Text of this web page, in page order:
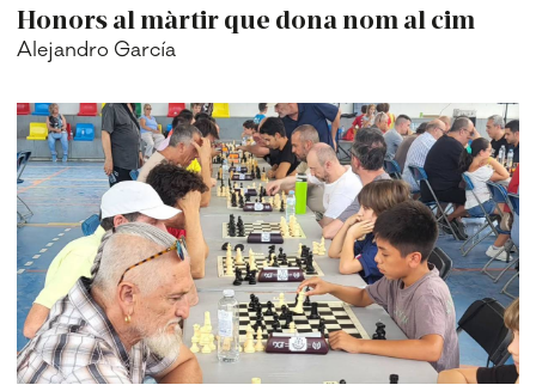
Honors al màrtir que dona nom al cim
Alejandro García